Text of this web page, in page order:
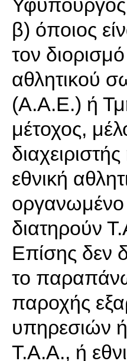
Υφυπουργός
β) όποιος
τον
αθλητικού
(Α.Α.Ε.) ή
μέτοχος,
εθνική
διατηρούν
Επίσης δεν
το
παροχής
υπηρεσιών
Τ.Α.Α., ή